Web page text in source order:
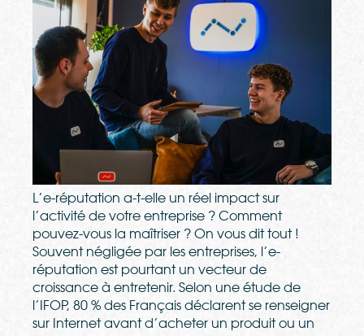
L’e-réputation a-t-elle un réel impact sur
l’activité de votre entreprise ? Comment
pouvez-vous la maîtriser ? On vous dit tout !
Souvent négligée par les entreprises, l’e-
réputation est pourtant un vecteur de
croissance à entretenir. Selon une étude de
l’IFOP, 80 % des Français déclarent se renseigner
sur Internet avant d’acheter un produit ou un